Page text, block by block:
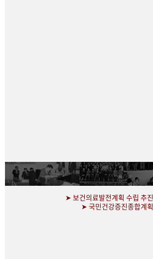
➤ 보건의료발전계획 수립 추진
➤ 국민건강증진종합계획